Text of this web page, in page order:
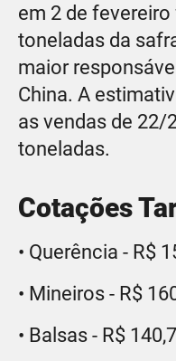
em 2 de fevereiro
toneladas da
maior
China. A
as vendas de 22/
toneladas.
Cotações
• Querência - R$
• Mineiros - R$
• Balsas - R$